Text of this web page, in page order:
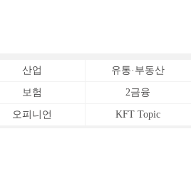
산업 유통·부동산
보험 2금융
오피니언 KFT Topic